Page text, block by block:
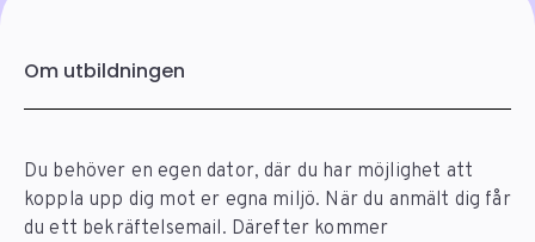
Om utbildningen
Du behöver en egen dator, där du har möjlighet att
koppla upp dig mot er egna miljö. När du anmält dig får
du ett bekräftelsemail. Därefter kommer